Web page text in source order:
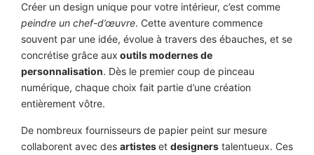
Créer un design unique pour votre intérieur, c’est comme
peindre un chef-d’œuvre. Cette aventure commence
souvent par une idée, évolue à travers des ébauches, et se
concrétise grâce aux outils modernes de
personnalisation. Dès le premier coup de pinceau
numérique, chaque choix fait partie d’une création
entièrement vôtre.
De nombreux fournisseurs de papier peint sur mesure
collaborent avec des artisteset designers talentueux. Ces